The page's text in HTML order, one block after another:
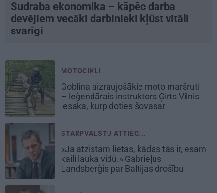
Sudraba ekonomika – kāpēc darba
devējiem vecāki darbinieki kļūst vitāli
svarīgi
MOTOCIKLI
Goblina aizraujošākie moto maršruti
– leģendārais instruktors Ģirts Vilnis
iesaka, kurp doties šovasar
STARPVALSTU ATTIEC...
«Ja atzīstam lietas, kādas tās ir, esam
kaili lauka vidū.» Gabrieļus
Landsberģis par Baltijas drošību